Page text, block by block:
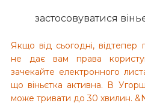
застосовуватися
Якщо від сьогодні, відтепер
не дає вам права
зачекайте електронного
що віньєтка активна. В
може тривати до 30 хвилин.